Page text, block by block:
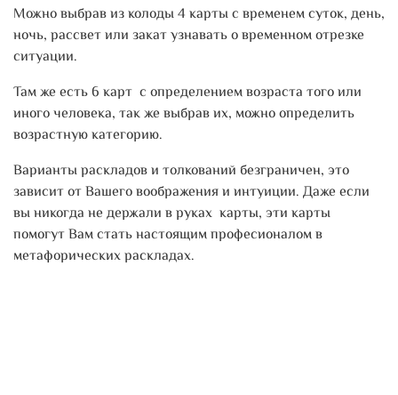
Можно выбрав из колоды 4 карты с временем суток, день,
ночь, рассвет или закат узнавать о временном отрезке
ситуации.
Там же есть 6 карт с определением возраста того или
иного человека, так же выбрав их, можно определить
возрастную категорию.
Варианты раскладов и толкований безграничен, это
зависит от Вашего воображения и интуиции. Даже если
вы никогда не держали в руках карты, эти карты
помогут Вам стать настоящим професионалом в
метафорических раскладах.